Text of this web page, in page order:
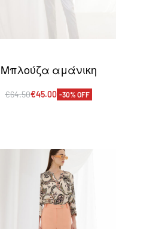
Μπλούζα αμάνικη
€64.50€45.00 -30% OFF